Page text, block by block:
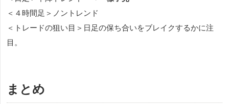
＜４時間足＞ノントレンド
＜トレードの狙い目＞日足の保ち合いをブレイクするかに注
目。
まとめ